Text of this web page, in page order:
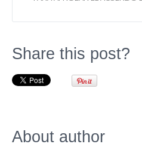
Share this post?
About author